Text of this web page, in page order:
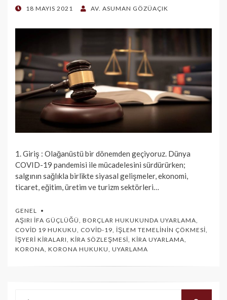
POSTED
18 MAYIS 2021 AV. ASUMAN GÖZÜAÇIK
1. Giriş : Olağanüstü bir dönemden geçiyoruz. Dünya
COVID-19 pandemisi ile mücadelesini sürdürürken;
salgının sağlıkla birlikte siyasal gelişmeler, ekonomi,
ticaret, eğitim, üretim ve turizm sektörleri…
GENEL
AŞIRI İFA GÜÇLÜĞÜ, BORÇLAR HUKUKUNDA UYARLAMA,
COVID 19 HUKUKU, COVID-19, İŞLEM TEMELININ ÇÖKMESI,
İŞYERI KIRALARI, KIRA SÖZLEŞMESI, KIRA UYARLAMA,
KORONA, KORONA HUKUKU, UYARLAMA